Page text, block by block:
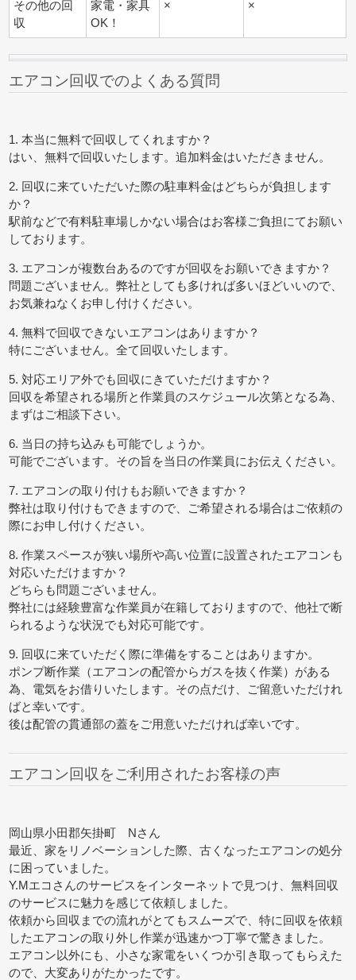
その他の回
収
家電・家具
OK！
× ×
エアコン回収でのよくある質問
1. 本当に無料で回収してくれますか？
はい、無料で回収いたします。追加料金はいただきません。
2. 回収に来ていただいた際の駐車料金はどちらが負担します
か？
駅前などで有料駐車場しかない場合はお客様ご負担にてお願い
しております。
3. エアコンが複数台あるのですが回収をお願いできますか？
問題ございません。弊社としても多ければ多いほどいいので、
お気兼ねなくお申し付けください。
4. 無料で回収できないエアコンはありますか？
特にございません。全て回収いたします。
5. 対応エリア外でも回収にきていただけますか？
回収を希望される場所と作業員のスケジュール次第となる為、
まずはご相談下さい。
6. 当日の持ち込みも可能でしょうか。
可能でございます。その旨を当日の作業員にお伝えください。
7. エアコンの取り付けもお願いできますか？
弊社は取り付けもできますので、ご希望される場合はご依頼の
際にお申し付けください。
8. 作業スペースが狭い場所や高い位置に設置されたエアコンも
対応いただけますか？
どちらも問題ございません。
弊社には経験豊富な作業員が在籍しておりますので、他社で断
られるような状況でも対応可能です。
9. 回収に来ていただく際に準備をすることはありますか。
ポンプ断作業（エアコンの配管からガスを抜く作業）がある
為、電気をお借りいたします。その点だけ、ご留意いただけれ
ばと幸いです。
後は配管の貫通部の蓋をご用意いただければ幸いです。
エアコン回収をご利用されたお客様の声
岡山県小田郡矢掛町 Nさん
最近、家をリノベーションした際、古くなったエアコンの処分
に困っていました。
Y.Mエコさんのサービスをインターネットで見つけ、無料回収
のサービスに魅力を感じて依頼しました。
依頼から回収までの流れがとてもスムーズで、特に回収を依頼
したエアコンの取り外し作業が迅速かつ丁寧で驚きました。
エアコン以外にも、小さな家電をいくつか引き取ってもらえた
ので、大変ありがたかったです。